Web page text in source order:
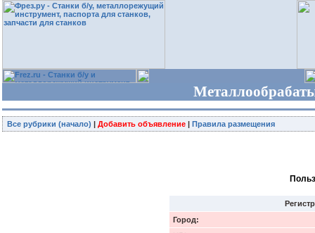
Все рубрики (начало) | Добавить объявление | Правила размещения
Город: